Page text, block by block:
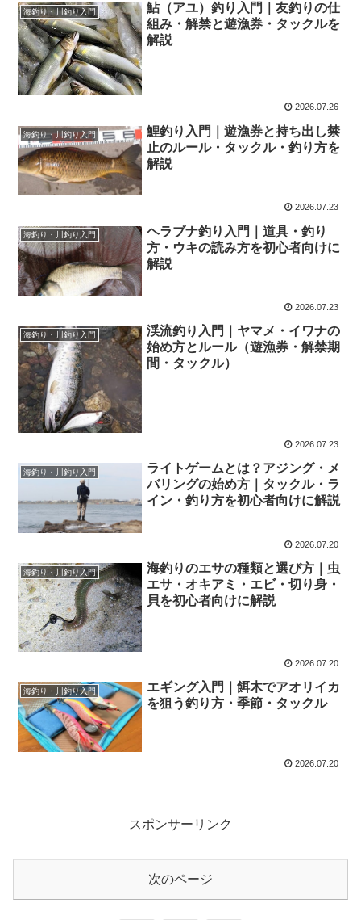
海釣り・川釣り入門
鮎（アユ）釣り入門｜友釣りの仕
組み・解禁と遊漁券・タックルを
解説
2026.07.26
海釣り・川釣り入門
鯉釣り入門｜遊漁券と持ち出し禁
止のルール・タックル・釣り方を
解説
2026.07.23
海釣り・川釣り入門
ヘラブナ釣り入門｜道具・釣り
方・ウキの読み方を初心者向けに
解説
2026.07.23
海釣り・川釣り入門
渓流釣り入門｜ヤマメ・イワナの
始め方とルール（遊漁券・解禁期
間・タックル）
2026.07.23
海釣り・川釣り入門
ライトゲームとは？アジング・メ
バリングの始め方｜タックル・ラ
イン・釣り方を初心者向けに解説
2026.07.20
海釣り・川釣り入門
海釣りのエサの種類と選び方｜虫
エサ・オキアミ・エビ・切り身・
貝を初心者向けに解説
2026.07.20
海釣り・川釣り入門
エギング入門｜餌木でアオリイカ
を狙う釣り方・季節・タックル
2026.07.20
スポンサーリンク
次のページ